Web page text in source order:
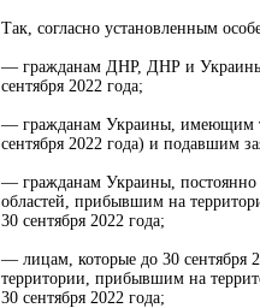
Так, согласно установленным
— гражданам ДНР, ДНР и
сентября 2022 года;
— гражданам Украины, имеющим
сентября 2022 года) и подавшим
— гражданам Украины,
областей, прибывшим на
30 сентября 2022 года;
— лицам, которые до 30 сентября
территории, прибывшим на
30 сентября 2022 года;